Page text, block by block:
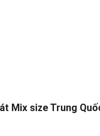
Mix size Trung